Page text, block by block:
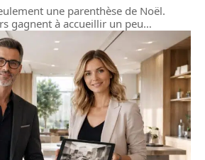
une parenthèse de Noël.
gagnent à accueillir un peu…